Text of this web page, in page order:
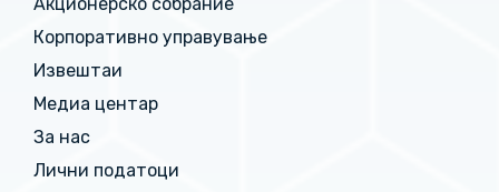
Корпоративно управување
Извештаи
Медиа центар
За нас
Лични податоци